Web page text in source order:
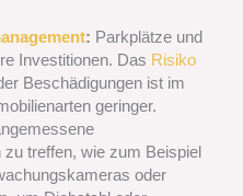
: Parkplätze und
Investitionen. Das Risiko
Beschädigungen ist im
geringer.
treffen, wie zum Beispiel
oder